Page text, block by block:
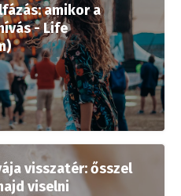
amikor a
- Life
visszatér: ősszel
viselni